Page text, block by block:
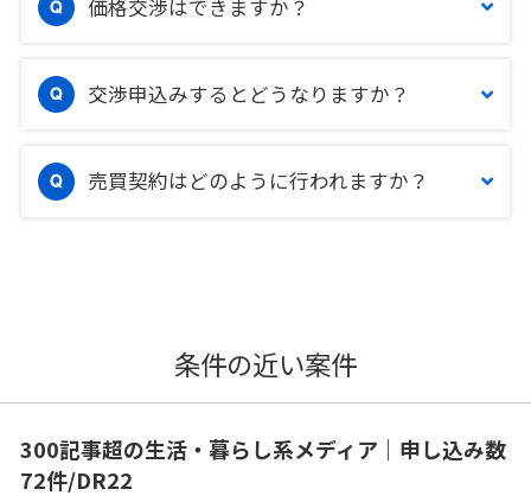
価格交渉はできますか？
交渉申込みするとどうなりますか？
売買契約はどのように行われますか？
条件の近い案件
300記事超の生活・暮らし系メディア｜申し込み数
72件/DR22